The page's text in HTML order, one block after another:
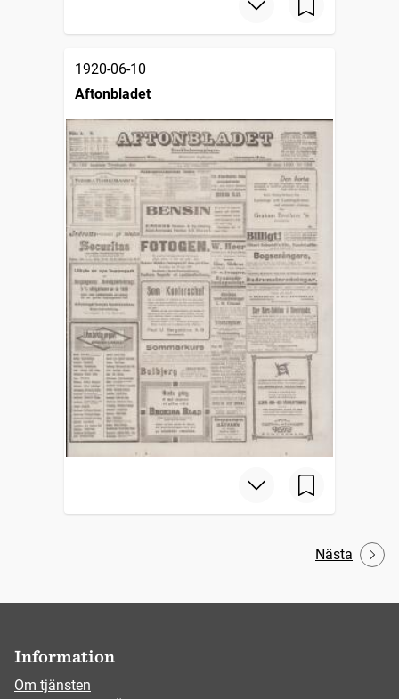
1920-06-10
Aftonbladet
Nästa
Information
Om tjänsten